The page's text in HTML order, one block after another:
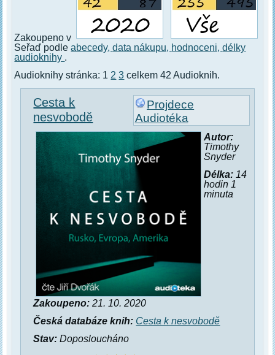
Zakoupeno v
Seřaď podleabecedy,data nákupu, hodnoceni,délky
audioknihy .
Audioknihy stránka: 1 2 3 celkem 42 Audioknih.
Projdece
Audiotéka
Cesta k
nesvobodě
Autor:
Timothy
Snyder
Délka:14
hodin 1
minuta
Zakoupeno: 21. 10. 2020
Česká databáze knih: Cesta k nesvobodě
Stav: Doposloucháno